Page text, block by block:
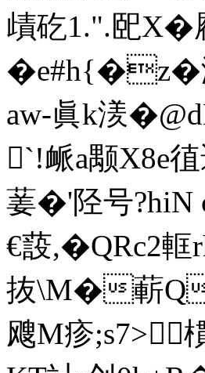
歵矻1.". 巸
�e#h{�z�
aw-眞k湵
`!衇a颙X8e
葁�'陉号
€蔎,�QRc2
抜\M�蔪Q
飕M疹;